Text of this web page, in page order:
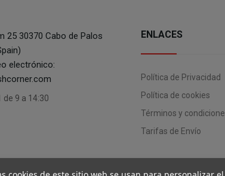
25 30370 Cabo de Palos
electrónico:
de 9 a 14:30
ENLACES
Política de Privacidad
Política de cookies
Términos y
Tarifas de Envío